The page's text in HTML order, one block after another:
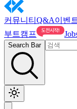
커뮤니티 Q&A이벤
부트캠프
Search Bar